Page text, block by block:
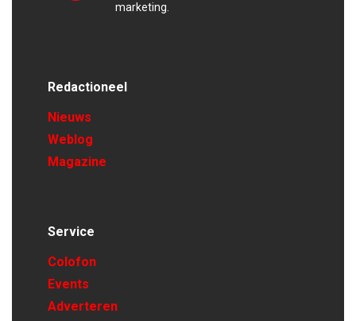
marketing.
Redactioneel
Nieuws
Weblog
Magazine
Service
Colofon
Events
Adverteren